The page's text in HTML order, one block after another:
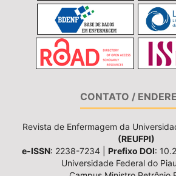
CONTATO /
Revista de Enfermagem da
(REUFPI)
e-ISSN: 2238-7234 | Prefixo DOI:
Universidade Federal do